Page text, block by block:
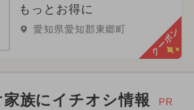
もっとお得に
愛知県愛知郡東郷町 クーポン
族にイチオシ情報 PR